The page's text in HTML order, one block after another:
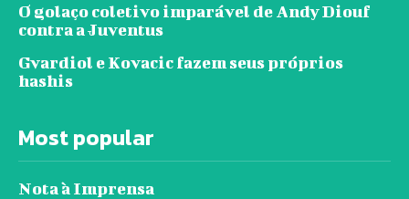
O golaço coletivo imparável de Andy Diouf
contra a Juventus
Gvardiol e Kovacic fazem seus próprios
hashis
Most popular
Nota à Imprensa